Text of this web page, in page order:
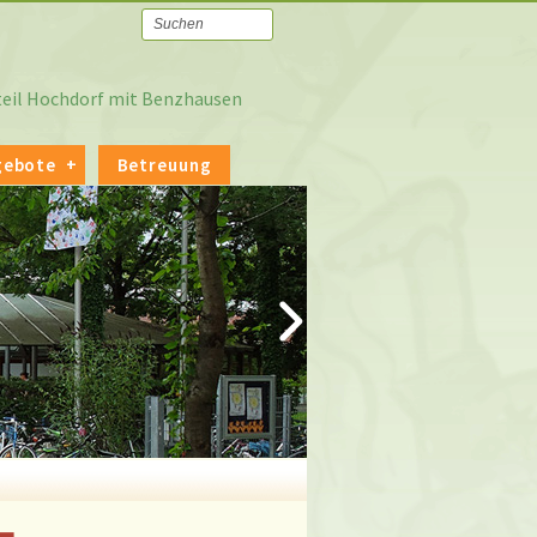
Hochdorf mit Benzhausen
Betreuung